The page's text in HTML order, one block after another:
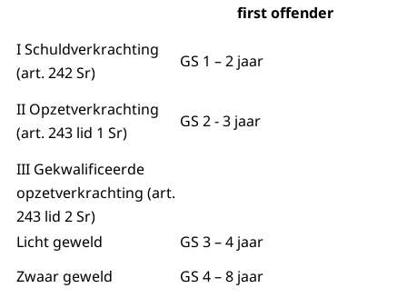
first offender
I Schuldverkrachting
(art. 242 Sr)
GS 1 – 2 jaar
II Opzetverkrachting
(art. 243 lid 1 Sr)
GS 2 - 3 jaar
III Gekwalificeerde
opzetverkrachting (art.
243 lid 2 Sr)
Licht geweld
Zwaar geweld
GS 3 – 4 jaar
GS 4 – 8 jaar